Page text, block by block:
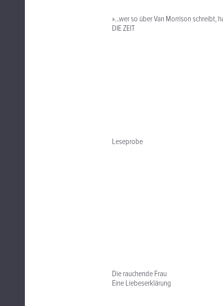
»...wer so über Van Morrison schreibt,
DIE ZEIT
Leseprobe
Die rauchende Frau
Eine Liebeserklärung